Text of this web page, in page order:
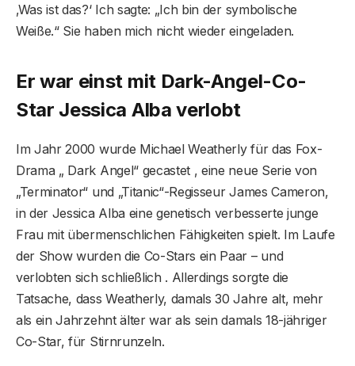
‚Was ist das?‘ Ich sagte: „Ich bin der symbolische
Weiße.“ Sie haben mich nicht wieder eingeladen.
Er war einst mit Dark-Angel-Co-
Star Jessica Alba verlobt
Im Jahr 2000 wurde Michael Weatherly für das Fox-
Drama „ Dark Angel“ gecastet , eine neue Serie von
„Terminator“ und „Titanic“-Regisseur James Cameron,
in der Jessica Alba eine genetisch verbesserte junge
Frau mit übermenschlichen Fähigkeiten spielt. Im Laufe
der Show wurden die Co-Stars ein Paar – und
verlobten sich schließlich . Allerdings sorgte die
Tatsache, dass Weatherly, damals 30 Jahre alt, mehr
als ein Jahrzehnt älter war als sein damals 18-jähriger
Co-Star, für Stirnrunzeln.